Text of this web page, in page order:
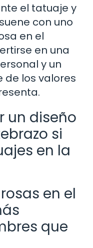
el tatuaje y
con uno
en el
en una
y un
los valores
un diseño
si
en la
en el
que